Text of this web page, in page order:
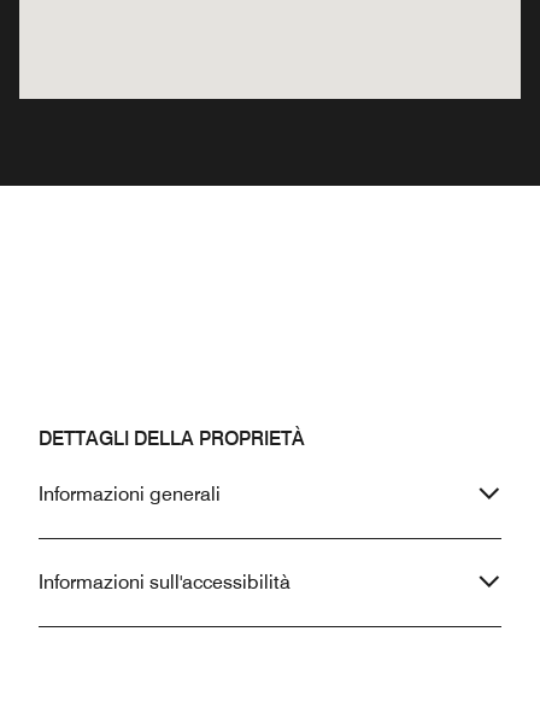
DETTAGLI DELLA PROPRIETÀ
Informazioni generali
Informazioni sull'accessibilità